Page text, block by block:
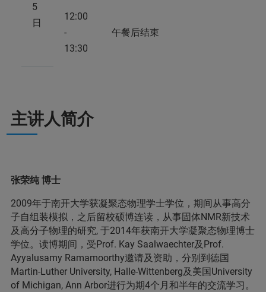
5
日
12:00
-
13:30
午餐后结束
主讲人简介
张荣纯 博士
2009年于南开大学获凝聚态物理学士学位，期间从事高分
子自组装模拟，之后留校硕博连读，从事固体NMR新技术
及高分子物理的研究, 于2014年获南开大学凝聚态物理博士
学位。读博期间，受Prof. Kay Saalwaechter及Prof.
Ayyalusamy Ramamoorthy邀请及资助，分别到德国
Martin-Luther University, Halle-Wittenberg及美国University
of Michigan, Ann Arbor进行为期4个月和半年的交流学习。